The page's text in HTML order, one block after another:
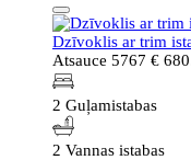
Dzīvoklis ar trim
Atsauce 5767 €
2 Guļamistabas
2 Vannas istabas